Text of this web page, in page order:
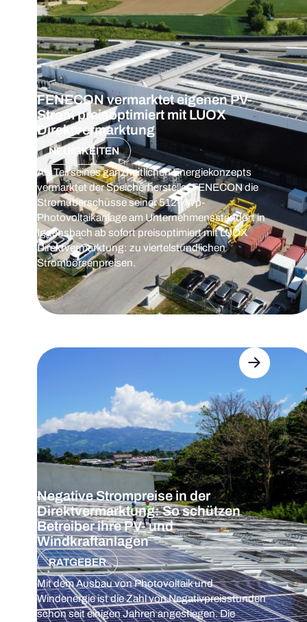
FENECON vermarktet eigenen PV-
Strom preisoptimiert mit LUOX
Direktvermarktung
NEUIGKEITEN
Als Teil seines ganzheitlichen Energiekonzepts
vermarktet der Speicherhersteller FENECON die
Stromüberschüsse seiner 512-kWp-
Photovoltaikanlage am Unternehmensstandort in
Iggensbach ab sofort preisoptimiert mit LUOX
Direktvermarktung: zu viertelstündlichen
Strombörsenpreisen.
Negative Strompreise in der
Direktvermarktung: So schützen
Betreiber ihre PV- und
Windkraftanlagen
RATGEBER
Mit dem Ausbau von Photovoltaik und
Windenergie ist die Zahl von Negativpreisstunden
schon seit einigen Jahren angestiegen. Die